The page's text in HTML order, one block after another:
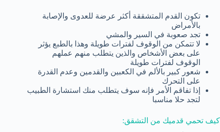
تكون القدم المتشققة أكثر عرضة للعدوى والإصابة
بالأمراض
تجد صعوبة في السير والمشي
لا تتمكن من الوقوف لفترات طويلة وهذا بالطبع يؤثر
على بعض الأشخاص والذين يتطلب منهم عملهم
الوقوف لفترات طويلة
شعور كبير بالألم في الكعبين والقدمين وعدم القدرة
على التحرك
إذا تفاقم الأمر فإنه سوف يتطلب منك استشارة الطبيب
لتجد حلا مناسبا
كيف تحمي قدميك من التشقق: